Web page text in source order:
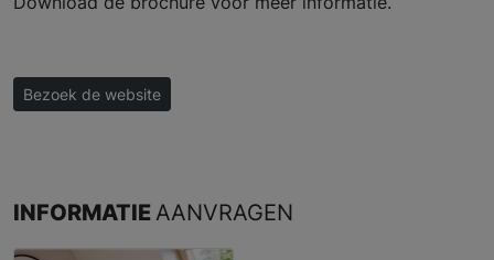
Bezoek de website
INFORMATIE AANVRAGEN